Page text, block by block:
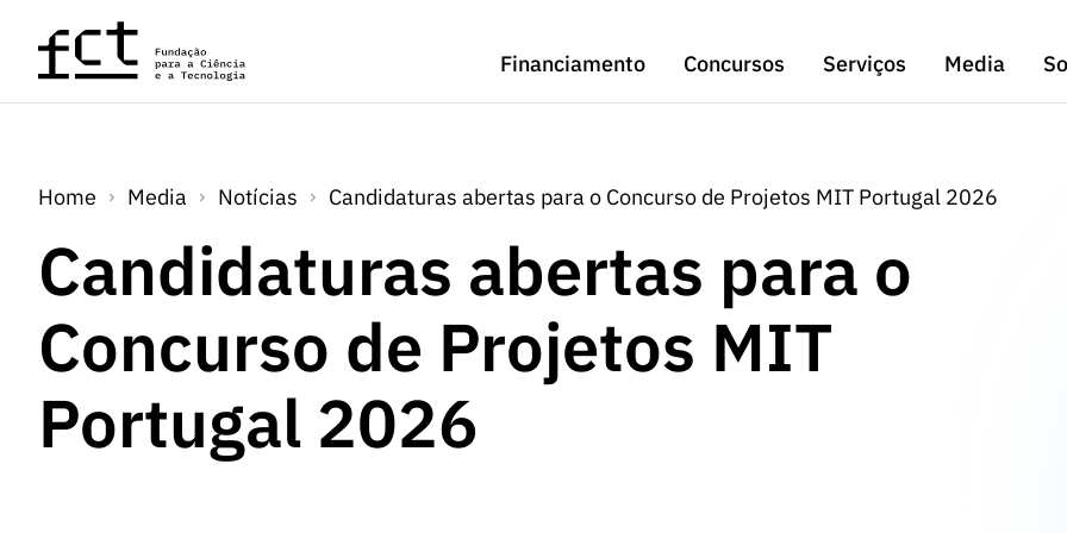
Saltar para o conteúdo principal
Financiamento
Concursos Serviços Media
Home Media Notícias Candidaturas abertas para o Concurso de Projetos MIT Portugal 2026
Candidaturas abertas para o
Concurso de Projetos MIT
Portugal 2026